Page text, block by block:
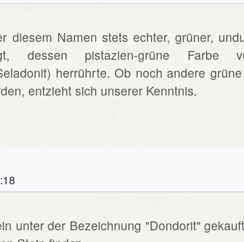
diesem Namen stets echter, grüner,
dessen pistazien-grüne Farbe
herrührte. Ob noch andere
entzieht sich unserer Kenntnis.
unter der Bezeichnung "Dondorit"